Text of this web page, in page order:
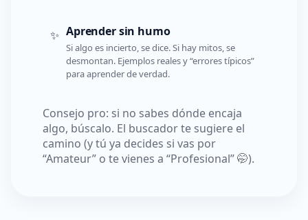
✨ Aprender sin humo
Si algo es incierto, se dice. Si hay mitos, se
desmontan. Ejemplos reales y “errores típicos”
para aprender de verdad.
Consejo pro: si no sabes dónde encaja
algo, búscalo. El buscador te sugiere el
camino (y tú ya decides si vas por
“Amateur” o te vienes a “Profesional” 🤭).